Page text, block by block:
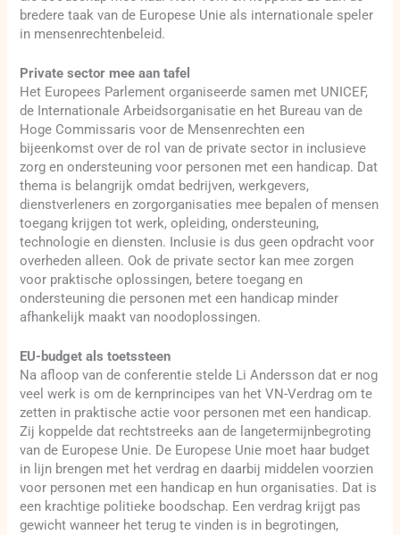
bredere taak van de Europese Unie als internationale speler
in mensenrechtenbeleid.
Private sector mee aan tafel
Het Europees Parlement organiseerde samen met UNICEF,
de Internationale Arbeidsorganisatie en het Bureau van de
Hoge Commissaris voor de Mensenrechten een
bijeenkomst over de rol van de private sector in inclusieve
zorg en ondersteuning voor personen met een handicap. Dat
thema is belangrijk omdat bedrijven, werkgevers,
dienstverleners en zorgorganisaties mee bepalen of mensen
toegang krijgen tot werk, opleiding, ondersteuning,
technologie en diensten. Inclusie is dus geen opdracht voor
overheden alleen. Ook de private sector kan mee zorgen
voor praktische oplossingen, betere toegang en
ondersteuning die personen met een handicap minder
afhankelijk maakt van noodoplossingen.
EU-budget als toetssteen
Na afloop van de conferentie stelde Li Andersson dat er nog
veel werk is om de kernprincipes van het VN-Verdrag om te
zetten in praktische actie voor personen met een handicap.
Zij koppelde dat rechtstreeks aan de langetermijnbegroting
van de Europese Unie. De Europese Unie moet haar budget
in lijn brengen met het verdrag en daarbij middelen voorzien
voor personen met een handicap en hun organisaties. Dat is
een krachtige politieke boodschap. Een verdrag krijgt pas
gewicht wanneer het terug te vinden is in begrotingen,